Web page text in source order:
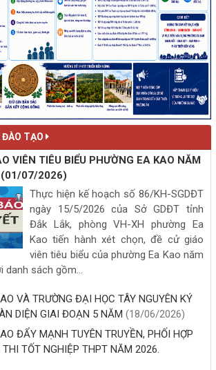
ĐÀO TẠO
VIÊN TIÊU BIỂU PHƯỜNG EA KAO NĂM
(01/07/2026)
Thực hiện kế hoạch số 86/KH-SGDĐT
ngày 15/5/2026 của Sở GDĐT tỉnh
Đắk Lắk, phòng VH-XH phường Ea
Kao tiến hành xét chọn, đề cử giáo
viên tiêu biểu của phường Ea Kao năm
danh sách gồm...
VÀ TRƯỜNG ĐẠI HỌC TÂY NGUYÊN KÝ
DIỆN GIAI ĐOẠN 5 NĂM (18/06/2026)
ĐẨY MẠNH TUYÊN TRUYỀN, PHỐI HỢP
TỐT NGHIỆP THPT NĂM 2026.